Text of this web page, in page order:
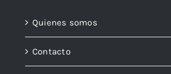
Quienes somos
Contacto